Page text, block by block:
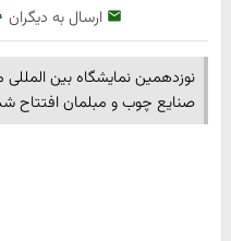
ارسال به دیگران
نوزدهمین نمایشگاه بین المللی
صنایع چوب و مبلمان افتتاح